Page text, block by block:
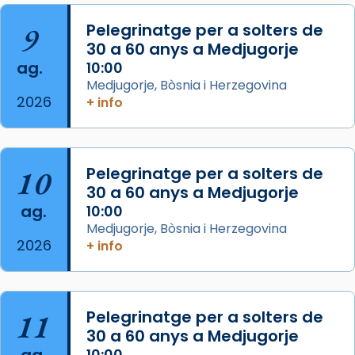
que les santes són filles de l’antiga Iluro.
Mataró en reivindicarà les relíquies fins que
les aconseguirà el 1772. L’ofici que es canta
a la “Missa de les Santes” (“Missa de
Glòria”) fou composta el 1848 per Mn.
Manuel Blanch, amb aire d’òpera
italianitzant; s’interpreta per privilegi
pontifici, amb orquestra i cor, i té una
duració aproximada de tres hores. Després,
processó (recuperada el 1972) al voltant
del temple amb les relíquies de les santes.
Des de 1985 hi participa també un grup de
diablesses amb música i ball propis. Festa
gran a Mataró.
«Si vols saber què és calor, ves per les
Santes a Mataró»🥵.
Photo
9
ag.
2026
Pelegrinatge per a solters de
30 a 60 anys a Medjugorje
10:00
Medjugorje, Bòsnia i Herzegovina
+ info
10
ag.
2026
Pelegrinatge per a solters de
30 a 60 anys a Medjugorje
10:00
Medjugorje, Bòsnia i Herzegovina
+ info
11
Pelegrinatge per a solters de
30 a 60 anys a Medjugorje